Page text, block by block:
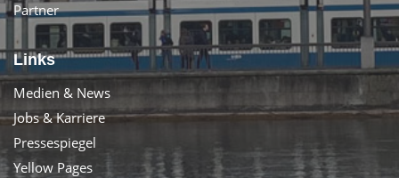
Partner
Links
Medien & News
Jobs & Karriere
Pressespiegel
Yellow Pages